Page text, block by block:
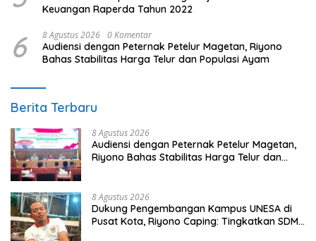
Keuangan Raperda Tahun 2022
6 8 Agustus 2026 0 Komentar
Audiensi dengan Peternak Petelur Magetan, Riyono
Bahas Stabilitas Harga Telur dan Populasi Ayam
Berita Terbaru
8 Agustus 2026
Audiensi dengan Peternak Petelur Magetan,
Riyono Bahas Stabilitas Harga Telur dan
8 Agustus 2026
Dukung Pengembangan Kampus UNESA di
Pusat Kota, Riyono Caping: Tingkatkan SDM